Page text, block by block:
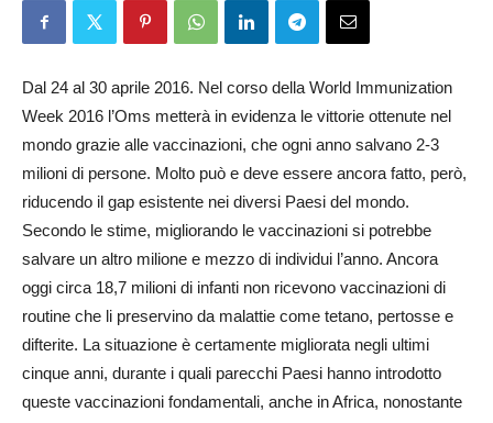
Dal 24 al 30 aprile 2016. Nel corso della World Immunization
Week 2016 l’Oms metterà in evidenza le vittorie ottenute nel
mondo grazie alle vaccinazioni, che ogni anno salvano 2-3
milioni di persone. Molto può e deve essere ancora fatto, però,
riducendo il gap esistente nei diversi Paesi del mondo.
Secondo le stime, migliorando le vaccinazioni si potrebbe
salvare un altro milione e mezzo di individui l’anno. Ancora
oggi circa 18,7 milioni di infanti non ricevono vaccinazioni di
routine che li preservino da malattie come tetano, pertosse e
difterite. La situazione è certamente migliorata negli ultimi
cinque anni, durante i quali parecchi Paesi hanno introdotto
queste vaccinazioni fondamentali, anche in Africa, nonostante